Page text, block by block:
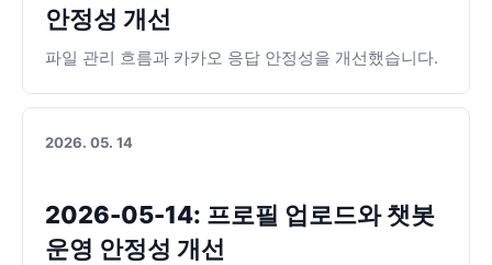
안정성 개선
파일 관리 흐름과 카카오 응답 안정성을 개선했습니다.
2026. 05. 14
2026-05-14: 프로필 업로드와 챗봇
운영 안정성 개선